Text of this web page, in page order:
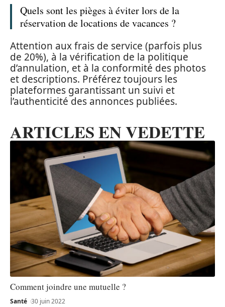
Quels sont les pièges à éviter lors de la
réservation de locations de vacances ?
Attention aux frais de service (parfois plus
de 20%), à la vérification de la politique
d’annulation, et à la conformité des photos
et descriptions. Préférez toujours les
plateformes garantissant un suivi et
l’authenticité des annonces publiées.
ARTICLES EN VEDETTE
Comment joindre une mutuelle ?
Santé 30 juin 2022